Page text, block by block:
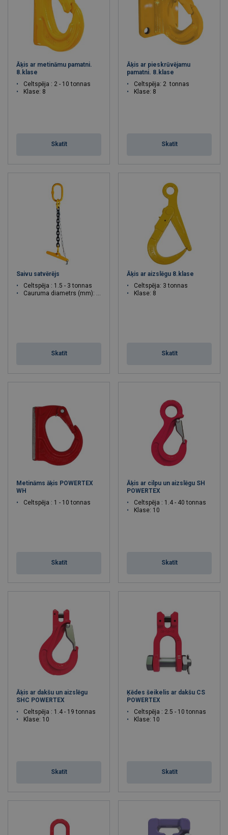
Āķis ar metināmu pamatni.
8.klase
Celtspēja : 2 - 10 tonnas
Klase: 8
Skatīt
Āķis ar pieskrūvējamu
pamatni. 8.klase
Celtspēja: 2 tonnas
Klase: 8
Skatīt
Saivu satvērējs
Celtspēja : 1.5 - 3 tonnas
Cauruma diametrs (mm): 55 - 130
Skatīt
Āķis ar aizslēgu 8.klase
Celtspēja: 3 tonnas
Klase: 8
Skatīt
Metināms āķis POWERTEX
WH
Celtspēja : 1 - 10 tonnas
Skatīt
Āķis ar cilpu un aizslēgu SH
POWERTEX
Celtspēja : 1.4 - 40 tonnas
Klase: 10
Skatīt
Āķis ar dakšu un aizslēgu
SHC POWERTEX
Celtspēja : 1.4 - 19 tonnas
Klase: 10
Skatīt
Ķēdes šeikelis ar dakšu CS
POWERTEX
Celtspēja : 2.5 - 10 tonnas
Klase: 10
Skatīt